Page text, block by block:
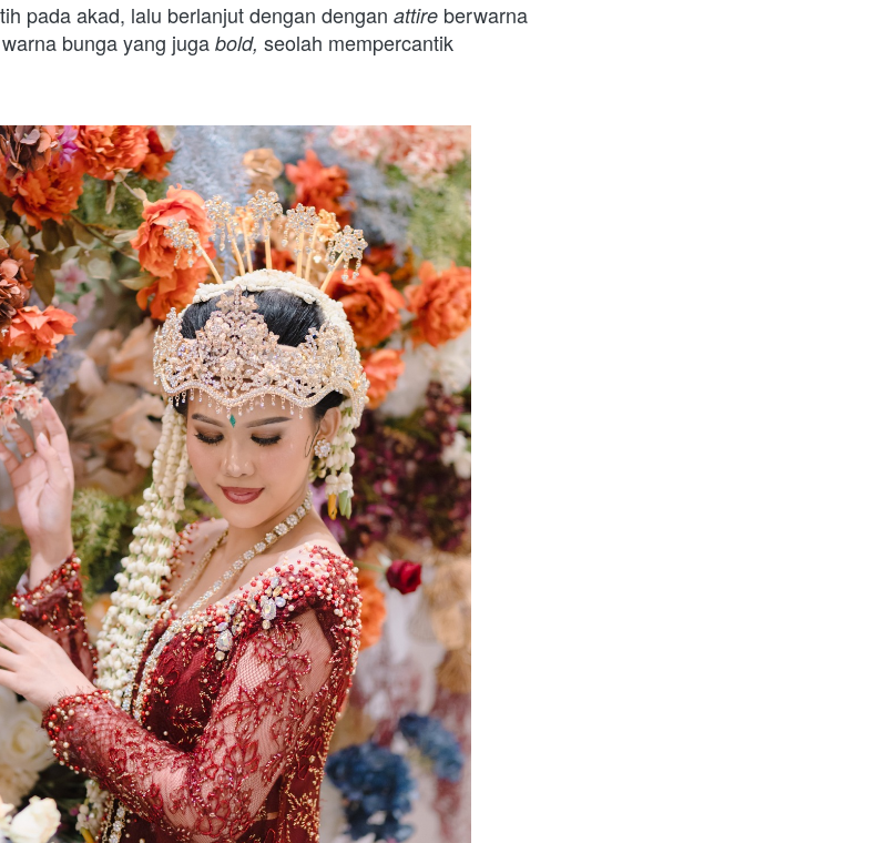
pada akad, lalu berlanjut dengan dengan attire
bunga yang juga bold, seolah mempercantik